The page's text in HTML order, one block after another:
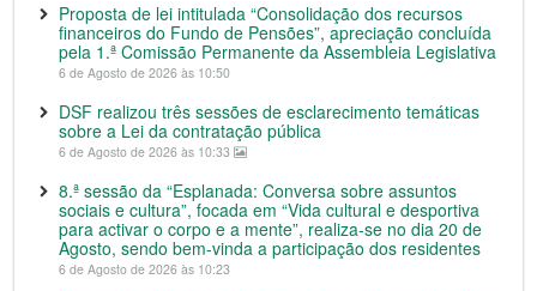
Proposta de lei intitulada “Consolidação dos recursos
financeiros do Fundo de Pensões”, apreciação concluída
pela 1.ª Comissão Permanente da Assembleia Legislativa
6 de Agosto de 2026 às 10:50
DSF realizou três sessões de esclarecimento temáticas
sobre a Lei da contratação pública
6 de Agosto de 2026 às 10:33
8.ª sessão da “Esplanada: Conversa sobre assuntos
sociais e cultura”, focada em “Vida cultural e desportiva
para activar o corpo e a mente”, realiza-se no dia 20 de
Agosto, sendo bem-vinda a participação dos residentes
6 de Agosto de 2026 às 10:23